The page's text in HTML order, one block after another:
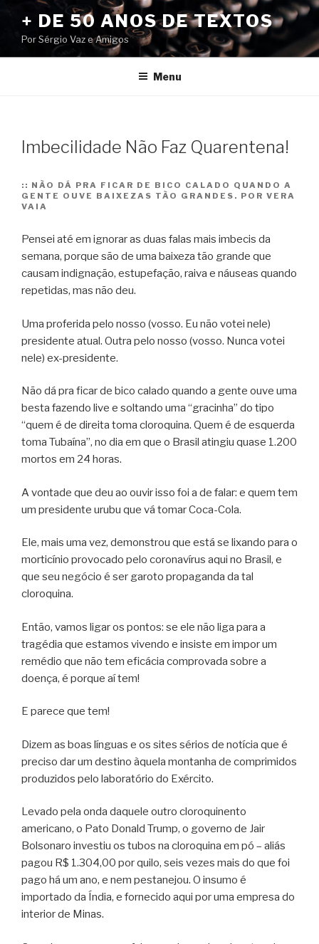
conteúdo
+ DE 50 ANOS DE TEXTOS
Por Sérgio Vaz e Amigos
Menu
Imbecilidade Não Faz Quarentena!
:: NÃO DÁ PRA FICAR DE BICO CALADO QUANDO A
GENTE OUVE BAIXEZAS TÃO GRANDES. POR VERA
VAIA
Pensei até em ignorar as duas falas mais imbecis da
semana, porque são de uma baixeza tão grande que
causam indignação, estupefação, raiva e náuseas quando
repetidas, mas não deu.
Uma proferida pelo nosso (vosso. Eu não votei nele)
presidente atual. Outra pelo nosso (vosso. Nunca votei
nele) ex-presidente.
Não dá pra ficar de bico calado quando a gente ouve uma
besta fazendo live e soltando uma “gracinha” do tipo
“quem é de direita toma cloroquina. Quem é de esquerda
toma Tubaína”, no dia em que o Brasil atingiu quase 1.200
mortos em 24 horas.
A vontade que deu ao ouvir isso foi a de falar: e quem tem
um presidente urubu que vá tomar Coca-Cola.
Ele, mais uma vez, demonstrou que está se lixando para o
morticínio provocado pelo coronavírus aqui no Brasil, e
que seu negócio é ser garoto propaganda da tal
cloroquina.
Então, vamos ligar os pontos: se ele não liga para a
tragédia que estamos vivendo e insiste em impor um
remédio que não tem eficácia comprovada sobre a
doença, é porque aí tem!
E parece que tem!
Dizem as boas línguas e os sites sérios de notícia que é
preciso dar um destino àquela montanha de comprimidos
produzidos pelo laboratório do Exército.
Levado pela onda daquele outro cloroquinento
americano, o Pato Donald Trump, o governo de Jair
Bolsonaro investiu os tubos na cloroquina em pó – aliás
pagou R$ 1.304,00 por quilo, seis vezes mais do que foi
pago há um ano, e nem pestanejou. O insumo é
importado da Índia, e fornecido aqui por uma empresa do
interior de Minas.